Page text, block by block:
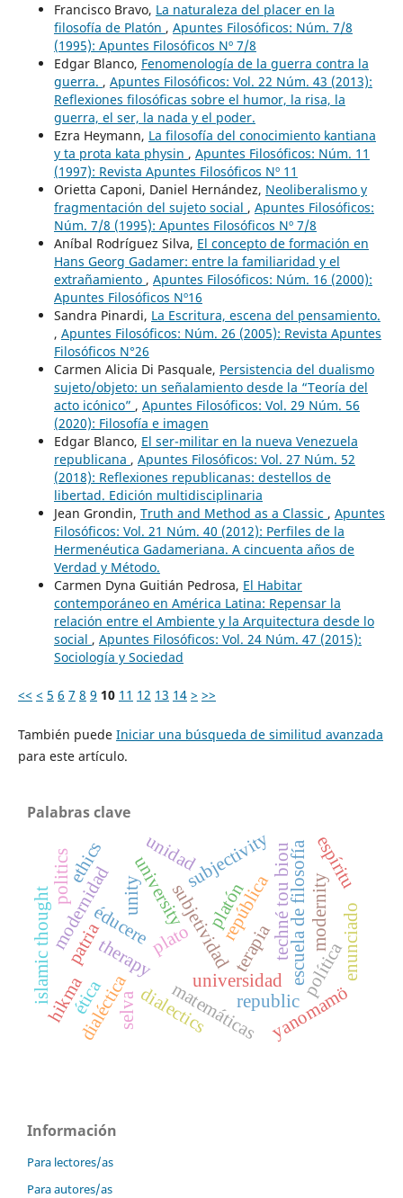
Francisco Bravo, La naturaleza del placer en la
filosofía de Platón , Apuntes Filosóficos: Núm. 7/8
(1995): Apuntes Filosóficos Nº 7/8
Edgar Blanco, Fenomenología de la guerra contra la
guerra. , Apuntes Filosóficos: Vol. 22 Núm. 43 (2013):
Reflexiones filosóficas sobre el humor, la risa, la
guerra, el ser, la nada y el poder.
Ezra Heymann, La filosofía del conocimiento kantiana
y ta prota kata physin , Apuntes Filosóficos: Núm. 11
(1997): Revista Apuntes Filosóficos Nº 11
Orietta Caponi, Daniel Hernández, Neoliberalismo y
fragmentación del sujeto social , Apuntes Filosóficos:
Núm. 7/8 (1995): Apuntes Filosóficos Nº 7/8
Aníbal Rodríguez Silva, El concepto de formación en
Hans Georg Gadamer: entre la familiaridad y el
extrañamiento , Apuntes Filosóficos: Núm. 16 (2000):
Apuntes Filosóficos Nº16
Sandra Pinardi, La Escritura, escena del pensamiento.
, Apuntes Filosóficos: Núm. 26 (2005): Revista Apuntes
Filosóficos N°26
Carmen Alicia Di Pasquale, Persistencia del dualismo
sujeto/objeto: un señalamiento desde la “Teoría del
acto icónico” , Apuntes Filosóficos: Vol. 29 Núm. 56
(2020): Filosofía e imagen
Edgar Blanco, El ser-militar en la nueva Venezuela
republicana , Apuntes Filosóficos: Vol. 27 Núm. 52
(2018): Reflexiones republicanas: destellos de
libertad. Edición multidisciplinaria
Jean Grondin, Truth and Method as a Classic , Apuntes
Filosóficos: Vol. 21 Núm. 40 (2012): Perfiles de la
Hermenéutica Gadameriana. A cincuenta años de
Verdad y Método.
Carmen Dyna Guitián Pedrosa, El Habitar
contemporáneo en América Latina: Repensar la
relación entre el Ambiente y la Arquitectura desde lo
social , Apuntes Filosóficos: Vol. 24 Núm. 47 (2015):
Sociología y Sociedad
<< < 5 6 7 8 9 10 11 12 13 14 > >>
También puede Iniciar una búsqueda de similitud avanzada
para este artículo.
Palabras clave
universidad escuela de filosofía
techné tou biou
terapia
éducere subjetividad
university
therapy
subjectivity
platón
república
matemáticas
dialéctica
unidad
plato
republic
dialectics
unity
modernidad
ética política
modernity
ethics
politics
patria
selva yanomamö
hikma
islamic thought enunciado
espíritu
Información
Para lectores/as
Para autores/as